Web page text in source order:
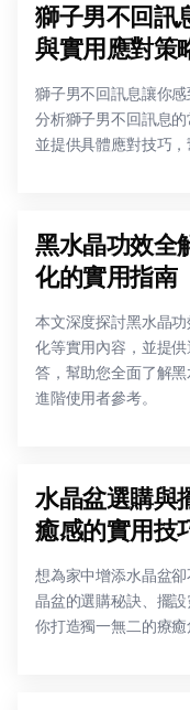
獅子男不回訊
與實用應對策
獅子男不回訊息讓你
分析獅子男不回訊息
並提供具體應對技巧
黑水晶功效全
化的實用指南
本文深度探討黑水晶
化等實用內容，並提
答，幫助您全面了解
進階使用者參考。
水晶盆選購與
癒感的實用技
想為家中增添水晶盆
晶盆的選購秘訣、擺
你打造獨一無二的療癒